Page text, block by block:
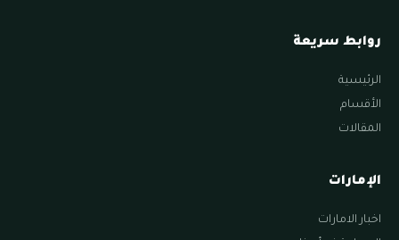
روابط سريعة
الرئيسية
الأقسام
المقالات
الإمارات
اخبار الامارات